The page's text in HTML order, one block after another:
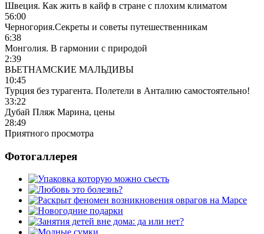
Швеция. Как жить в кайф в стране с плохим климатом
56:00
Черногория.Секреты и советы путешественникам
6:38
Монголия. В гармонии с природой
2:39
ВЬЕТНАМСКИЕ МАЛЬДИВЫ
10:45
Турция без турагента. Полетели в Анталию самостоятельно!
33:22
Дубай Пляж Марина, цены
28:49
Приятного просмотра
Фотогаллерея